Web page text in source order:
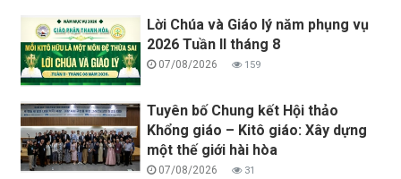
Lời Chúa và Giáo lý năm phụng vụ
2026 Tuần II tháng 8
07/08/2026 159
Tuyên bố Chung kết Hội thảo
Khổng giáo – Kitô giáo: Xây dựng
một thế giới hài hòa
07/08/2026 31